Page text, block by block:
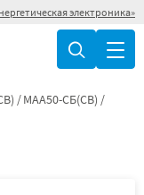
электроника»
МАА50-СБ(СВ)